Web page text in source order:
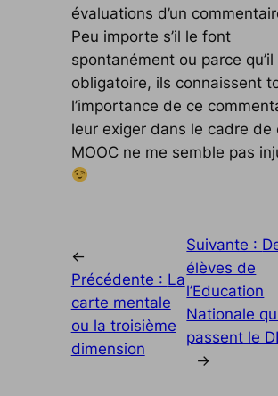
évaluations d’un
Peu importe s’il le font
spontanément ou parce qu’il
obligatoire, ils connaissent
l’importance de ce
leur exiger dans le cadre de
MOOC ne me semble pas
←
Précédente : La
carte mentale
ou la troisième
dimension
Suivante :
élèves de
l’Education
Nationale
passent le
→